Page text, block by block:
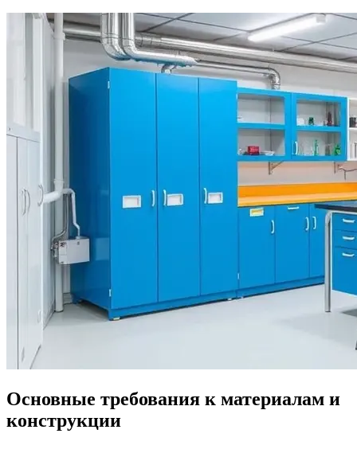
Основные требования к материалам и
конструкции